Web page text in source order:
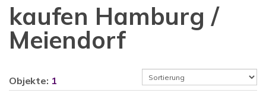
kaufen Hamburg /
Meiendorf
Objekte: 1